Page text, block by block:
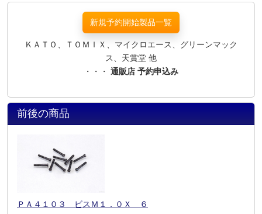
新規予約開始製品一覧
ＫＡＴＯ、ＴＯＭＩＸ、マイクロエース、グリーンマック
ス、天賞堂 他
・・・ 通販店 予約申込み
前後の商品
ＰＡ４１０３ ビスＭ１．０Ｘ ６